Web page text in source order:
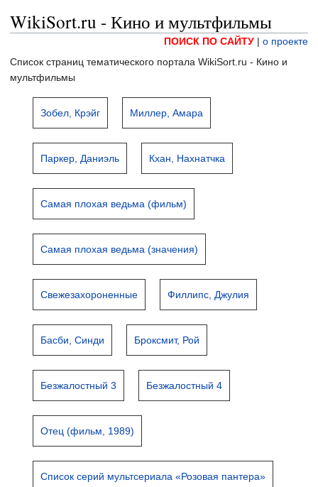
WikiSort.ru - Кино и мультфильмы
ПОИСК ПО САЙТУ | о проекте
Список страниц тематического портала WikiSort.ru - Кино и
мультфильмы
Зобел, Крэйг Миллер, Амара
Паркер, Даниэль Кхан, Нахнатчка
Самая плохая ведьма (фильм)
Самая плохая ведьма (значения)
Свежезахороненные Филлипс, Джулия
Басби, Синди Броксмит, Рой
Безжалостный 3 Безжалостный 4
Отец (фильм, 1989)
Список серий мультсериала «Розовая пантера»